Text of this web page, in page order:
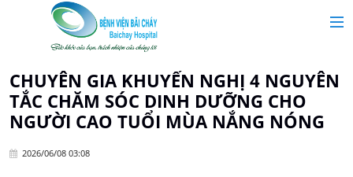
Giới thiệu
Chuyên khoa
CHUYÊN GIA KHUYẾN NGHỊ 4 NGUYÊN
TẮC CHĂM SÓC DINH DƯỠNG CHO
NGƯỜI CAO TUỔI MÙA NẮNG NÓNG
2026/06/08 03:08